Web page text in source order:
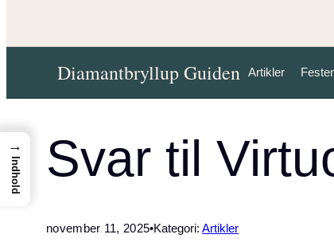
Diamantbryllup Guiden Artikler
Svar til
november 11, 2025•Kategori:Artikler
→
Indhold